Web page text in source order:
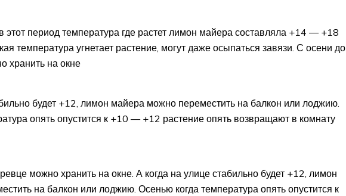
этот период температура где растет лимон майера составляла +14 — +18
температура угнетает растение, могут даже осыпаться завязи. С осени до
хранить на окне
будет +12, лимон майера можно переместить на балкон или лоджию.
опять опустится к +10 — +12 растение опять возвращают в комнату
можно хранить на окне. А когда на улице стабильно будет +12, лимон
на балкон или лоджию. Осенью когда температура опять опустится к